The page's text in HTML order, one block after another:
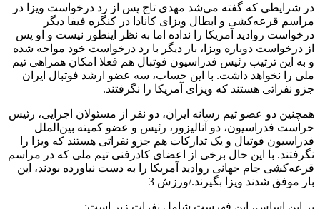
در شرایطی که گفته می‌شد مهدی تاج پس از رد درخواست ویزا در
مراسم قرعه‌کشی و ابطال ویزای کانادا در کنگره فیفا دیگر
درخواست روادید آمریکا را نداده اما به نظر اینطور نیست و او پس
از درخواست دوباره ویزا، بار دیگر با رد درخواست خود مواجه شده
و به این ترتیب رئیس فدراسیون فوتبال هم فعلا امکان همراهی تیم
ملی را نخواهد داشت. با این حساب، سه عضو ارشد فوتبال ایران
جزو نفراتی هستند که ویزای آمریکا را نگرفتند.
همچنین دو عضو تیم رسانه ایران، دو نفر از مسئولان اجرایی، رئیس
حراست فدراسیون، دو آنالیزور، رئیس و عضو کمیته بین‌الملل
فدراسیون فوتبال و یک تدارکات هم جزو نفراتی هستند که ویزا را
نگرفتند. با این حال برخی از اعضای کادرفنی تیم ملی که در مراسم
قرعه‌کشی جام جهانی روادید آمریکا را به دست نیاورده بودند، این
بار موفق شدند ویزا بگیرند./ورزش 3
بر این اساس، این فهرست شامل نفرات زیر است: